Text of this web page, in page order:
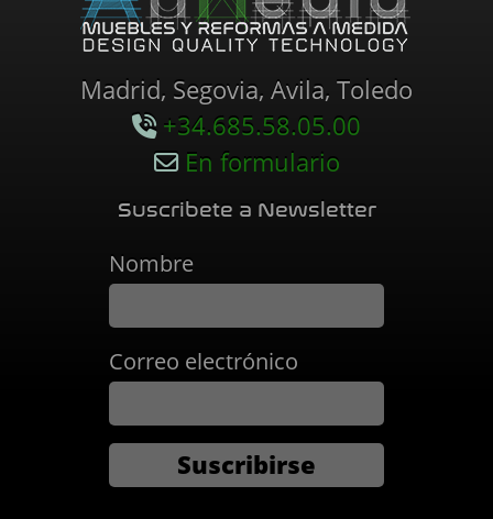
Madrid, Segovia, Avila, Toledo
+34.685.58.05.00
En formulario
Suscribete a Newsletter
Nombre
Correo electrónico